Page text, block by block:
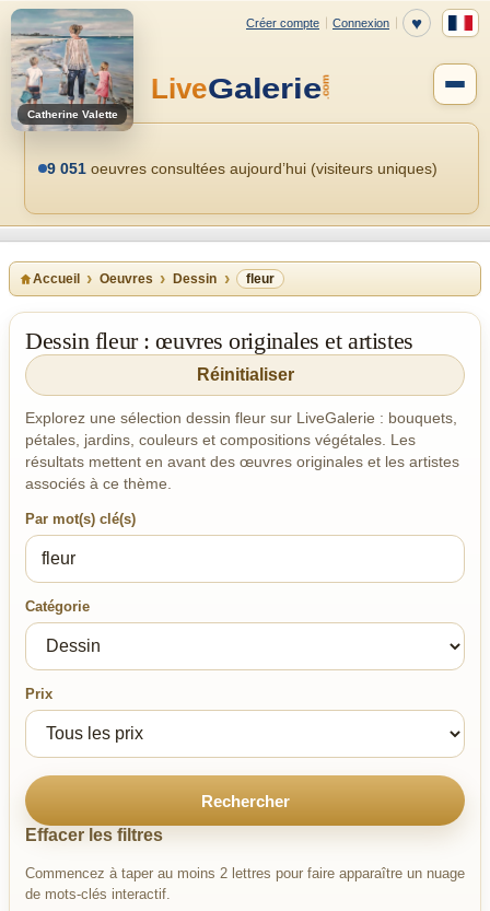
Catherine Valette
9 051 oeuvres consultées aujourd’hui (visiteurs uniques)
Accueil Oeuvres Dessin fleur
Dessin fleur : œuvres originales et artistes
Réinitialiser
Explorez une sélection dessin fleur sur LiveGalerie : bouquets,
pétales, jardins, couleurs et compositions végétales. Les
résultats mettent en avant des œuvres originales et les artistes
associés à ce thème.
Par mot(s) clé(s)
Catégorie
Prix
Rechercher
Effacer les filtres
Commencez à taper au moins 2 lettres pour faire apparaître un nuage
de mots-clés interactif.